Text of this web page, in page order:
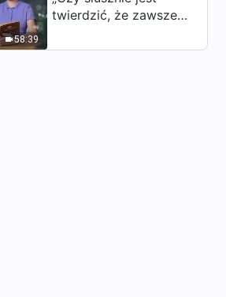
58:39
twierdzić, że zawsze
baczności przed